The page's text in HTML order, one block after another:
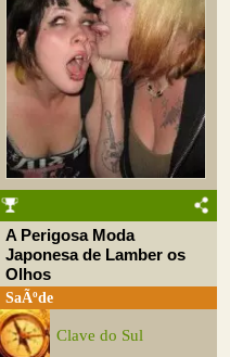
A Perigosa Moda
Japonesa de Lamber os
Olhos
SaÃºde
Clave do Sul